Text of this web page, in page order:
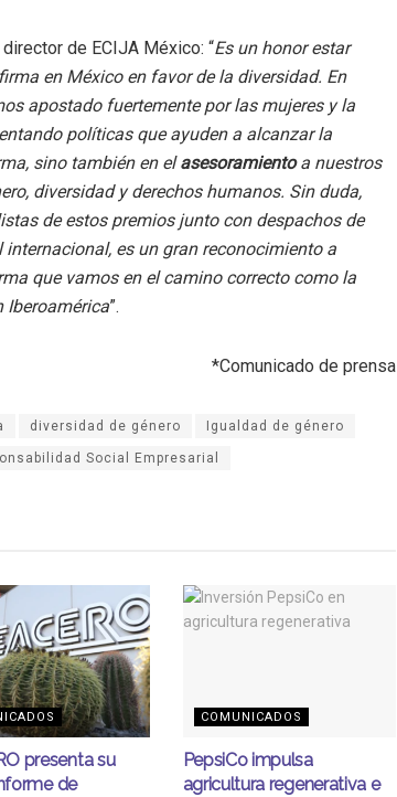
de ECIJA México: “Es un honor estar
en México en favor de la diversidad. En
apostado fuertemente por las mujeres y la
políticas que ayuden a alcanzar la
sino también en elasesoramientoa nuestros
diversidad y derechos humanos. Sin duda,
de estos premios junto con despachos de
es un gran reconocimiento a
que vamos en el camino correcto como la
Iberoamérica”.
*Comunicado de prensa
diversidad de género Igualdad de género
Social Empresarial
presenta su
de
COMUNICADOS
PepsiCo impulsa
agricultura regenerativa e